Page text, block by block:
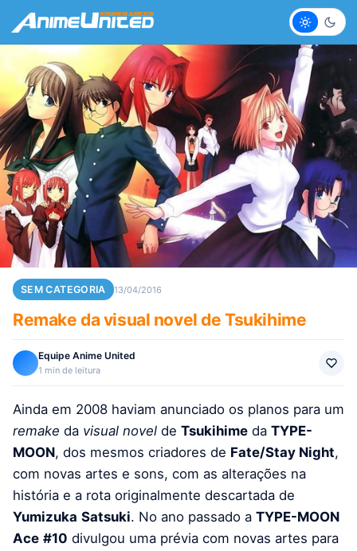
Claro
SEM CATEGORIA 13/04/2016
Remake da visual novel de Tsukihime
Equipe Anime United
1 min de leitura
Ainda em 2008 haviam anunciado os planos para um
remake da visual novel de Tsukihime da TYPE-
MOON, dos mesmos criadores de Fate/Stay Night,
com novas artes e sons, com as alterações na
história e a rota originalmente descartada de
Yumizuka Satsuki. No ano passado a TYPE-MOON
Ace #10 divulgou uma prévia com novas artes para